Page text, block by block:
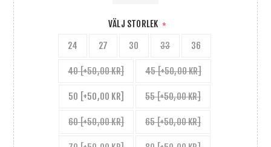
VÄLJ STORLEK *
24 27 30 33 36
40 [+50,00 KR] 45 [+50,00 KR]
50 [+50,00 KR] 55 [+50,00 KR]
60 [+50,00 KR] 65 [+50,00 KR]